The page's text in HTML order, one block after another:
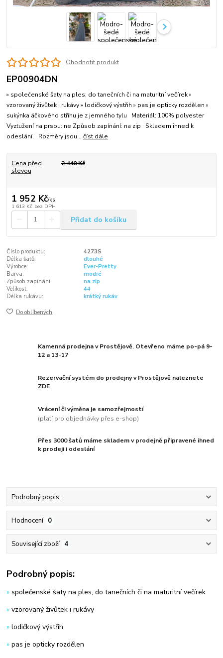
Ohodnotit produkt
EP00904DN
» společenské šaty na ples, do tanečních či na maturitní večírek »
vzorovaný živůtek i rukávy » lodičkový výstřih » pas je opticky rozdělen »
sukýnka áčkového střihu je z jemného tylu Materiál: 100% polyester
Vyztužení na prsou: ne Způsob zapínání: na zip Skladem ihned k
odeslání. Rozměry jsou...číst dále
Cena před
slevou
2 440 Kč
1 952 Kč/ks
1 613 Kč bez DPH
Přidat do košíku
Číslo produktu:
4273S
Délka šatů:
dlouhé
Výrobce:
Ever-Pretty
Barva:
modré
Způsob zapínání:
na zip
Velikost:
44
Délka rukávu:
krátký rukáv
Do oblíbených
Kamenná prodejna v Prostějově. Otevřeno máme po-pá 9-
12 a 13-17
Rezervační systém do prodejny v Prostějově naleznete
ZDE
Vrácení či výměna je samozřejmostí
(platí pro objednávky přes e-shop)
Přes 3000 šatů máme skladem v prodejně připravené ihned
k prodeji i odeslání
Podrobný popis:
Hodnocení 0
Související zboží 4
Podrobný popis:
» společenské šaty na ples, do tanečních či na maturitní večírek
» vzorovaný živůtek i rukávy
» lodičkový výstřih
» pas je opticky rozdělen